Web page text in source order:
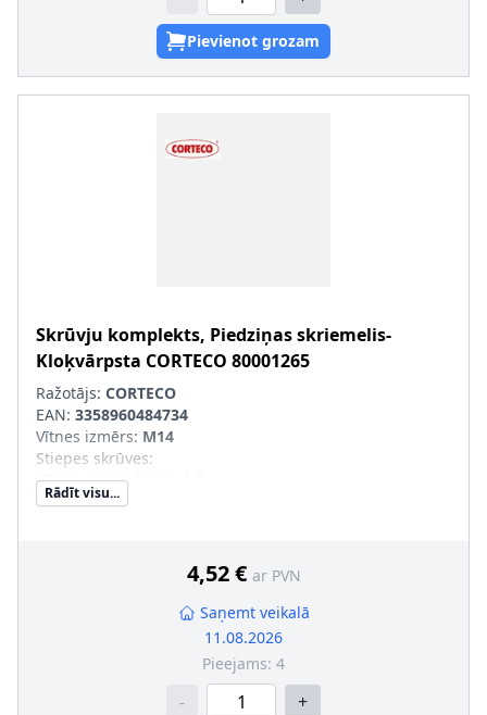
Pievienot grozam
Skrūvju komplekts, Piedziņas skriemelis-
Kloķvārpsta CORTECO 80001265
Ražotājs: CORTECO
EAN: 3358960484734
Vītnes izmērs: M14
Stiepes skrūves:
Vītnes solis 1 [mm]
Skrūves garums zem galvas [mm]
Rādīt visu...
4,52 € ar PVN
Saņemt veikalā
11.08.2026
Pieejams: 4
- +